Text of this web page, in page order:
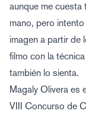
aunque me cuesta
mano, pero
imagen a partir de
filmo con la
también lo sienta.
Magaly Olivera es
VIII Concurso de